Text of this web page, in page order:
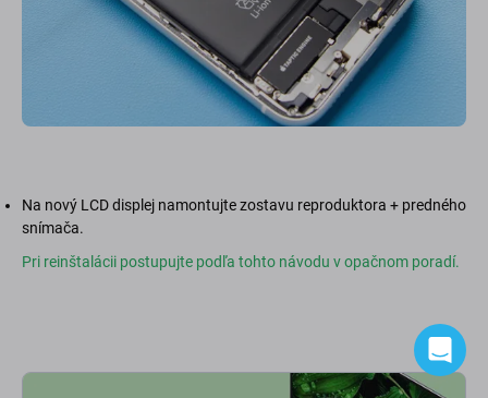
Na nový LCD displej namontujte zostavu reproduktora + predného
snímača.
Pri reinštalácii postupujte podľa tohto návodu v opačnom poradí.